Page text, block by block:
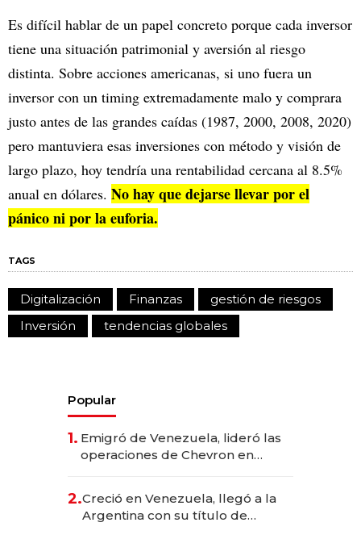
Es difícil hablar de un papel concreto porque cada inversor
tiene una situación patrimonial y aversión al riesgo
distinta. Sobre acciones americanas, si uno fuera un
inversor con un timing extremadamente malo y comprara
justo antes de las grandes caídas (1987, 2000, 2008, 2020)
pero mantuviera esas inversiones con método y visión de
largo plazo, hoy tendría una rentabilidad cercana al 8.5%
anual en dólares. No hay que dejarse llevar por el
pánico ni por la euforia.
TAGS
Digitalización Finanzas
gestión de riesgos
Inversión
tendencias globales
Popular
1. Emigró de Venezuela, lideró las
operaciones de Chevron en
2.Creció en Venezuela, llegó a la
Argentina con su título de